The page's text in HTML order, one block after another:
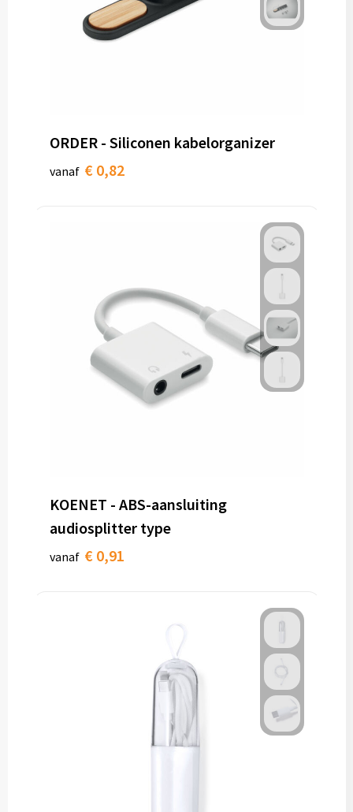
ORDER - Siliconen kabelorganizer
vanaf € 0,82
KOENET - ABS-aansluiting
audiosplitter type
vanaf € 0,91